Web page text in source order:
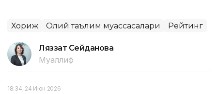
Хориж Олий таълим муассасалари Рейтинг
Ляззат Сейданова
Муаллиф
18:34, 24 Июн 2026